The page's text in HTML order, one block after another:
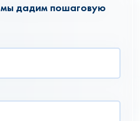
дадим пошаговую